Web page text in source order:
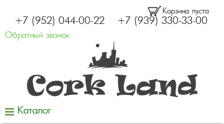
Корзина пуста
+7 (952) 044-00-22 +7 (939) 330-33-00
Обратный звонок
Каталог